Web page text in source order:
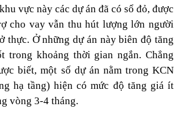
vực này các dự án đã có sổ đỏ, được
cho vay vẫn thu hút lượng lớn người
thực. Ở những dự án này biên độ tăng
trong khoảng thời gian ngắn. Chẳng
biết, một số dự án nằm trong KCN
hạ tầng) hiện có mức độ tăng giá ít
vòng 3-4 tháng.